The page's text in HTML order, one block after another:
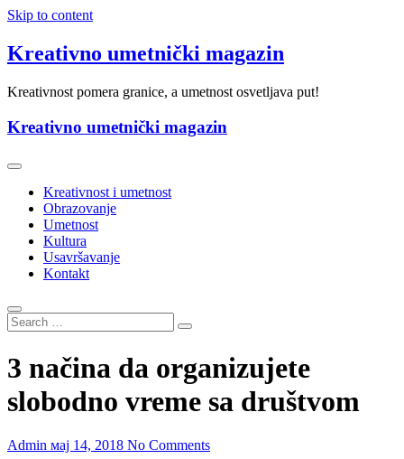
Skip to content
Kreativno umetnički magazin
Kreativnost pomera granice, a umetnost osvetljava put!
Kreativno umetnički magazin
Kreativnost i umetnost
Obrazovanje
Umetnost
Kultura
Usavršavanje
Kontakt
3 načina da organizujete
slobodno vreme sa društvom
Admin мај 14, 2018 No Comments